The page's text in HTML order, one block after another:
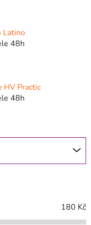
Latino
48h
HV Practic
48h
180 Kč